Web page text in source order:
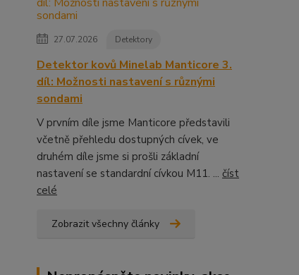
27.07.2026 Detektory
Detektor kovů Minelab Manticore 3.
díl: Možnosti nastavení s různými
sondami
V prvním díle jsme Manticore představili
včetně přehledu dostupných cívek, ve
druhém díle jsme si prošli základní
nastavení se standardní cívkou M11. ... číst
celé
Zobrazit všechny články